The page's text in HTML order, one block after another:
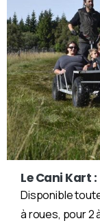
Le Cani Kart :
Disponible
à roues, pour